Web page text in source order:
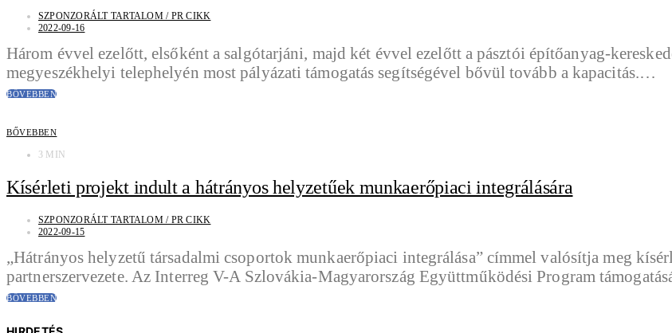
SZPONZORÁLT TARTALOM / PR CIKK
2022-09-16
Három évvel ezelőtt, elsőként a salgótarjáni, majd két évvel ezelőtt a pásztói építőanyag-
megyeszékhelyi telephelyén most pályázati támogatás segítségével bővül tovább a kapacitás.…
BŐVEBBEN
BŐVEBBEN
3 MIN
Kísérleti projekt indult a hátrányos helyzetűek munkaerőpiaci integrálására
SZPONZORÁLT TARTALOM / PR CIKK
2022-09-15
„Hátrányos helyzetű társadalmi csoportok munkaerőpiaci integrálása” címmel valósítja meg
partnerszervezete. Az Interreg V-A Szlovákia-Magyarország Együttműködési Program
BŐVEBBEN